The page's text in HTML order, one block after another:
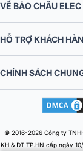
VỀ BẢO CHÂU ELEC
HỖ TRỢ KHÁCH
CHÍNH SÁCH
© 2016-2026 Công ty